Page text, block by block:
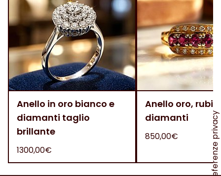
Anello in oro bianco e
diamanti taglio
brillante
1300,00€
Anello oro,
diamanti
850,00€